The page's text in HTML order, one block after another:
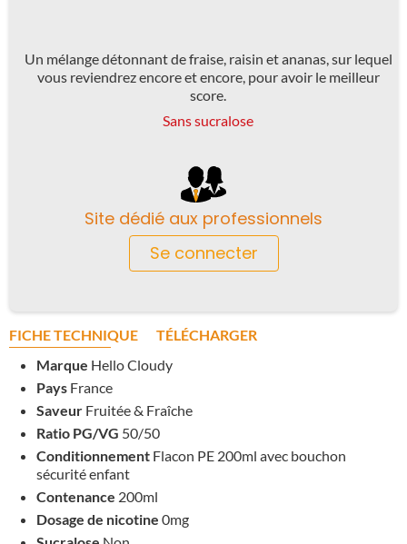
Un mélange détonnant de fraise, raisin et ananas, sur lequel
vous reviendrez encore et encore, pour avoir le meilleur
score.
Sans sucralose
Site dédié aux professionnels
Se connecter
FICHE TECHNIQUE
TÉLÉCHARGER
Marque Hello Cloudy
Pays France
Saveur Fruitée & Fraîche
Ratio PG/VG 50/50
Conditionnement Flacon PE 200ml avec bouchon
sécurité enfant
Contenance 200ml
Dosage de nicotine 0mg